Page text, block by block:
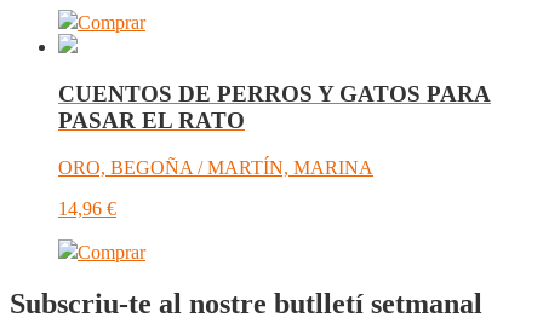
Comprar
CUENTOS DE PERROS Y GATOS PARA
PASAR EL RATO
ORO, BEGOÑA / MARTÍN, MARINA
14,96 €
Comprar
Subscriu-te al nostre butlletí setmanal